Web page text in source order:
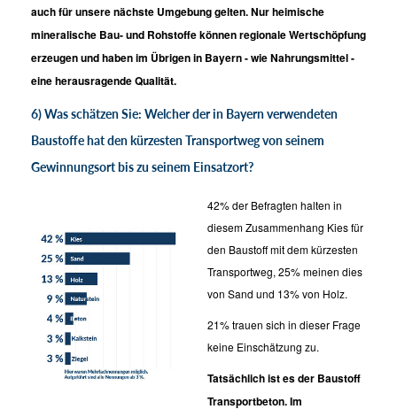
auch für unsere nächste Umgebung gelten. Nur heimische
mineralische Bau- und Rohstoffe können regionale Wertschöpfung
erzeugen und haben im Übrigen in Bayern - wie Nahrungsmittel -
eine herausragende Qualität.
6) Was schätzen Sie: Welcher der in Bayern verwendeten
Baustoffe hat den kürzesten Transportweg von seinem
Gewinnungsort bis zu seinem Einsatzort?
42% der Befragten halten in
diesem Zusammenhang Kies für
den Baustoff mit dem kürzesten
Transportweg, 25% meinen dies
von Sand und 13% von Holz.
21% trauen sich in dieser Frage
keine Einschätzung zu.
Tatsächlich ist es der Baustoff
Transportbeton. Im